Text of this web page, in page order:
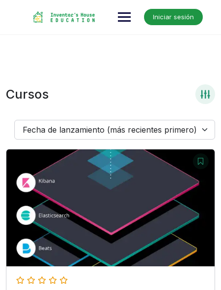
Iniciar sesión
Cursos
Fecha de lanzamiento (más recientes primero)